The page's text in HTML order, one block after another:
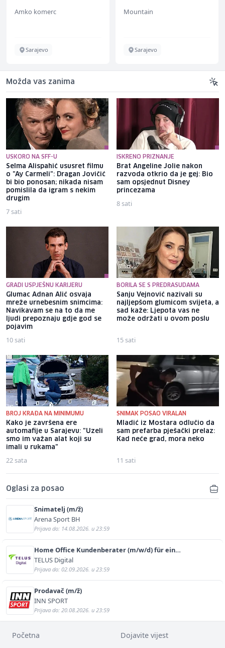
Amko komerc
Sarajevo
Mountain
Sarajevo
Možda vas zanima
USKORO NA SFF-U
Selma Alispahić ususret filmu
o "Ay Carmeli": Dragan Jovičić
bi bio ponosan; nikada nisam
pomislila da igram s nekim
drugim
7 sati
ISKRENO PRIZNANJE
Brat Angeline Jolie nakon
razvoda otkrio da je gej: Bio
sam opsjednut Disney
princezama
8 sati
GRADI USPJEŠNU KARIJERU
Glumac Adnan Alić osvaja
mreže urnebesnim snimcima:
Navikavam se na to da me
ljudi prepoznaju gdje god se
pojavim
10 sati
BORILA SE S PREDRASUDAMA
Sanju Vejnović nazivali su
najljepšom glumicom svijeta, a
sad kaže: Ljepota vas ne
može održati u ovom poslu
15 sati
BROJ KRAĐA NA MINIMUMU
Kako je završena ere
automafije u Sarajevu: "Uzeli
smo im važan alat koji su
imali u rukama"
22 sata
SNIMAK POSAO VIRALAN
Mladić iz Mostara odlučio da
sam prefarba pješački prelaz:
Kad neće grad, mora neko
11 sati
Oglasi za posao
Snimatelj (m/ž)
Arena Sport BH
Prijava do: 14.08.2026. u 23:59
Home Office Kundenberater (m/w/d) für ein
renommiertes Schuhunternehmen
TELUS Digital
Prijava do: 02.09.2026. u 23:59
Prodavač (m/ž)
INN SPORT
Prijava do: 20.08.2026. u 23:59
Početna Dojavite vijest